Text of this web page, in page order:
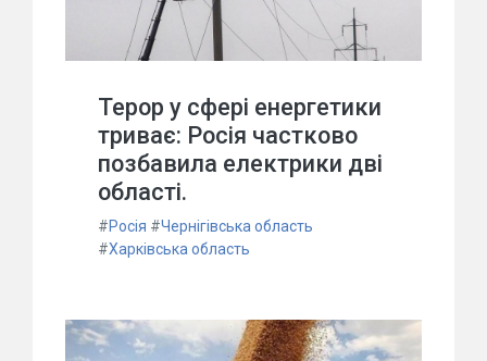
Терор у сфері енергетики
триває: Росія частково
позбавила електрики дві
області.
#Росія #Чернігівська область
#Харківська область